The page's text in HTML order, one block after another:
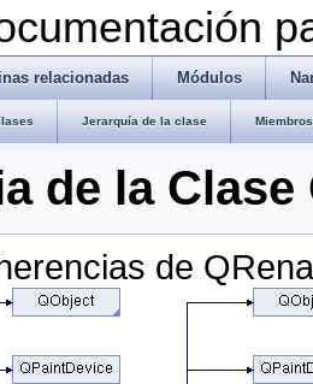
relacionadas Módulos
Jerarquía de la clase
de la Clase
de